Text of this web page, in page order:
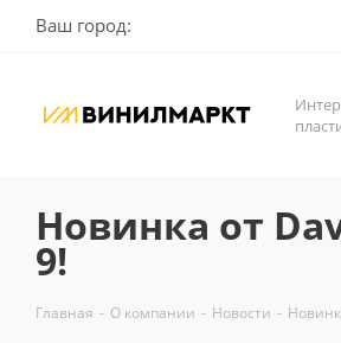
Ваш город:
Новинка от
9!
Главная - О компании - Новости -